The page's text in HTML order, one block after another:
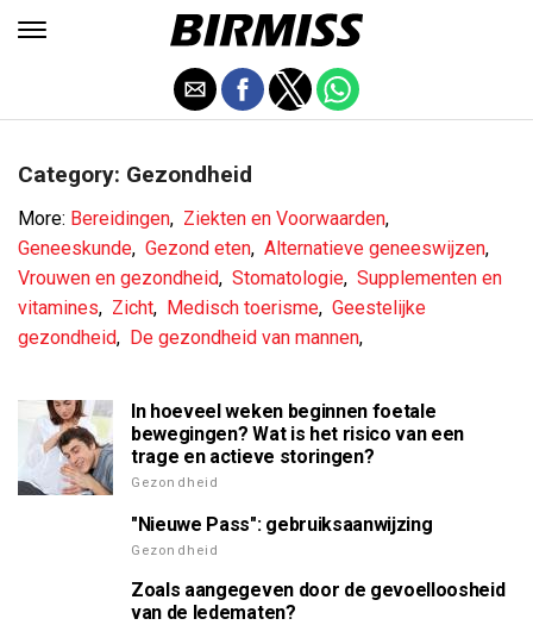
Category: Gezondheid
More: Bereidingen, Ziekten en Voorwaarden,
Geneeskunde, Gezond eten, Alternatieve geneeswijzen,
Vrouwen en gezondheid, Stomatologie, Supplementen en
vitamines, Zicht, Medisch toerisme, Geestelijke
gezondheid, De gezondheid van mannen,
In hoeveel weken beginnen foetale
bewegingen? Wat is het risico van een
trage en actieve storingen?
Gezondheid
"Nieuwe Pass": gebruiksaanwijzing
Gezondheid
Zoals aangegeven door de gevoelloosheid
van de ledematen?